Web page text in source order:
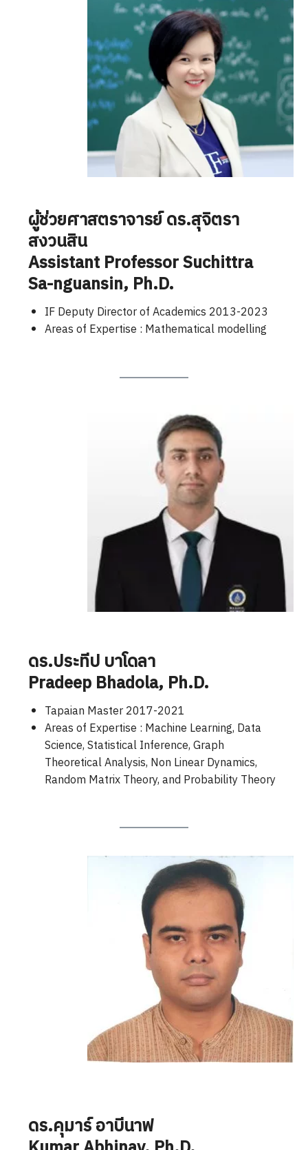
ผู้ช่วยศาสตราจารย์ ดร.สุจิตรา
สงวนสิน
Assistant Professor Suchittra
Sa-nguansin, Ph.D.
IF Deputy Director of Academics 2013-2023
Areas of Expertise : Mathematical modelling
ดร.ประทีป บาโดลา
Pradeep Bhadola, Ph.D.
Tapaian Master 2017-2021
Areas of Expertise : Machine Learning, Data
Science, Statistical Inference, Graph
Theoretical Analysis, Non Linear Dynamics,
Random Matrix Theory, and Probability Theory
ดร.คุมาร์ อาบีนาฟ